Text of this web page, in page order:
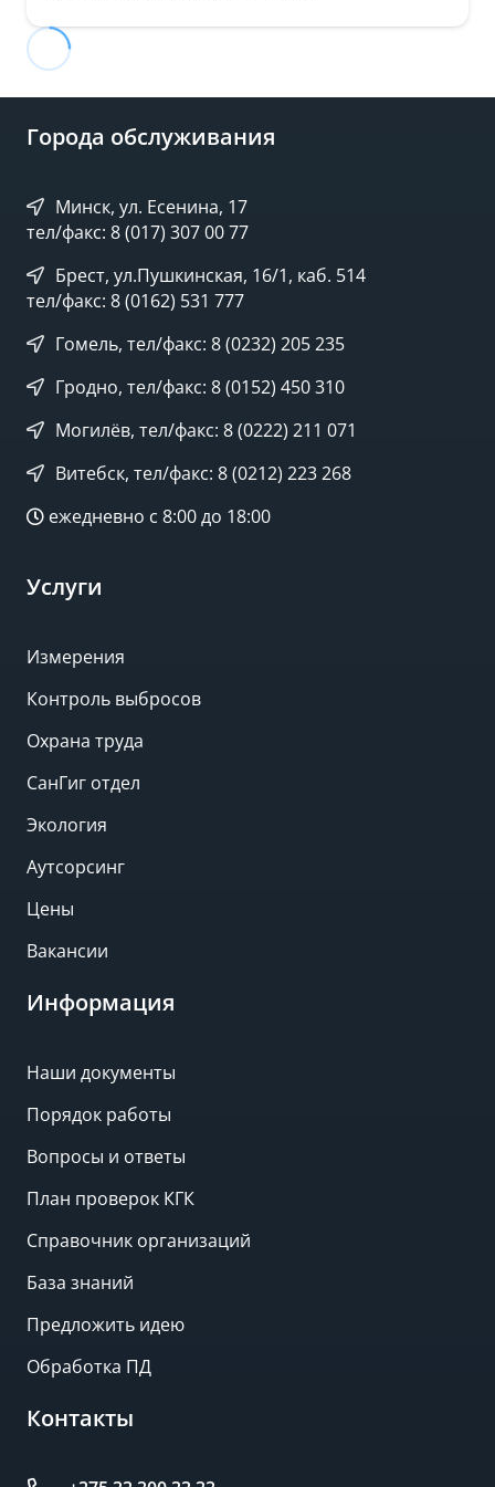
Города обслуживания
Минск, ул. Есенина, 17
тел/факс: 8 (017) 307 00 77
Брест, ул.Пушкинская, 16/1, каб. 514
тел/факс: 8 (0162) 531 777
Гомель, тел/факс: 8 (0232) 205 235
Гродно, тел/факс: 8 (0152) 450 310
Могилёв, тел/факс: 8 (0222) 211 071
Витебск, тел/факс: 8 (0212) 223 268
ежедневно с 8:00 до 18:00
Услуги
Измерения
Контроль выбросов
Охрана труда
СанГиг отдел
Экология
Аутсорсинг
Цены
Вакансии
Информация
Наши документы
Порядок работы
Вопросы и ответы
План проверок КГК
Справочник организаций
База знаний
Предложить идею
Обработка ПД
Контакты